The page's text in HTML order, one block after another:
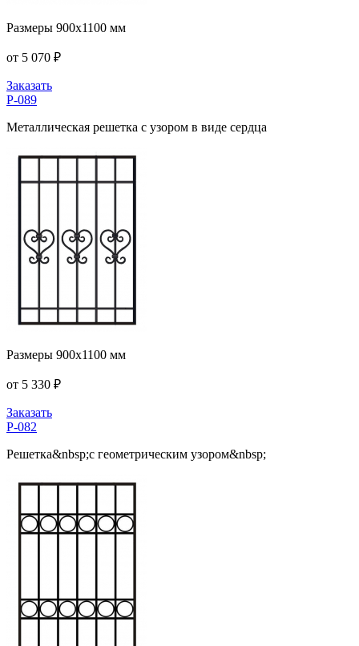
Размеры 900x1100 мм
от 5 070 ₽
Заказать
P-089
Металлическая решетка с узором в виде сердца
Размеры 900x1100 мм
от 5 330 ₽
Заказать
Р-082
Решетка&nbsp;с геометрическим узором&nbsp;